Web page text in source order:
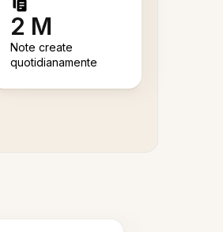
2 M
Note create
quotidianamente